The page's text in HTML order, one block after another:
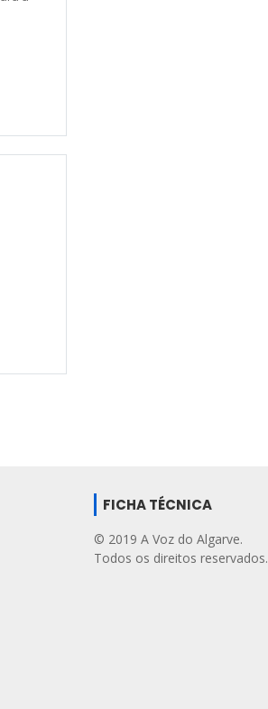
FICHA TÉCNICA
© 2019 A Voz do Algarve.
Todos os direitos reservados.